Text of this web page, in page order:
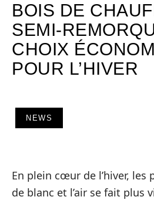
BOIS DE
SEMI-
CHOIX
POUR L’HIVER
NEWS
En plein cœur de l’hiver, les
de blanc et l’air se fait plus